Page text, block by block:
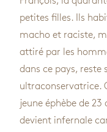
petites filles. Ils
macho et raciste,
attiré par les
dans ce pays, reste
ultraconservatrice.
jeune éphèbe de 23
devient infernale